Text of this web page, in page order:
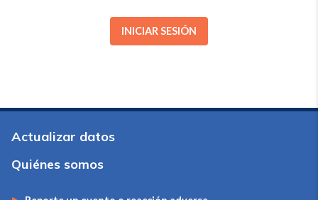
INICIAR SESIÓN
Actualizar datos
Quiénes somos